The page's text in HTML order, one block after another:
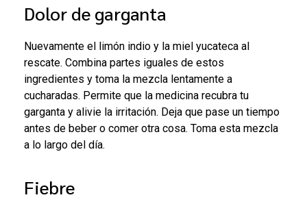
Dolor de garganta
Nuevamente el limón indio y la miel yucateca al
rescate. Combina partes iguales de estos
ingredientes y toma la mezcla lentamente a
cucharadas. Permite que la medicina recubra tu
garganta y alivie la irritación. Deja que pase un tiempo
antes de beber o comer otra cosa. Toma esta mezcla
a lo largo del día.
Fiebre